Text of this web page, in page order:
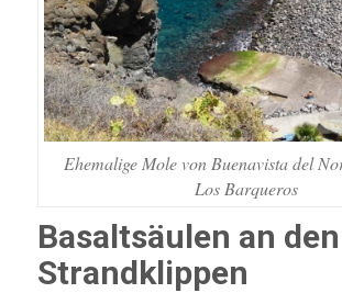
Ehemalige Mole von Buenavista del
Los Barqueros
Basaltsäulen an den
Strandklippen